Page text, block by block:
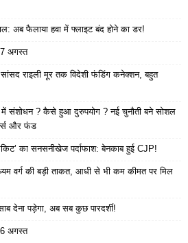
अब फैलाया हवा में फ्लाइट बंद होने का डर!
अगस्त
सांसद राइली मूर तक विदेशी फंडिंग कनेक्शन, बहुत
में संशोधन ? कैसे हुआ दुरुपयोग ? नई चुनौती बने सोशल
और फंड
का सनसनीखेज पर्दाफाश: बेनकाब हुई CJP!
वर्ग की बड़ी ताकत, आधी से भी कम कीमत पर मिल
देना पड़ेगा, अब सब कुछ पारदर्शी!
अगस्त